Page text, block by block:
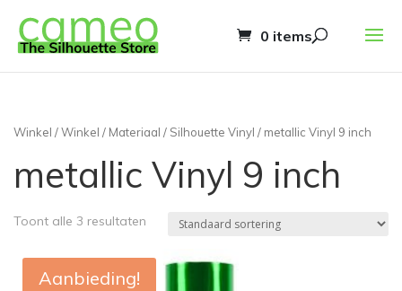
0 items
Winkel /Winkel / Materiaal / Silhouette Vinyl / metallic Vinyl 9 inch
metallic Vinyl 9 inch
Toont alle 3 resultaten
Aanbieding!